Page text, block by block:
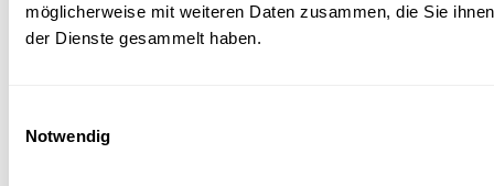
möglicherweise mit weiteren Daten zusammen, die Sie
der Dienste gesammelt haben.
Notwendig
Addresse:
Marc-Aurel-Straße 10-12, 1010
dem Inland) Montag bis
Entdecken Sie unsere